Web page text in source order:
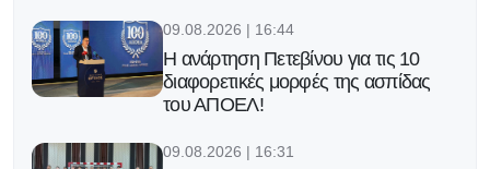
09.08.2026 | 16:44
Η ανάρτηση Πετεβίνου για τις 10
διαφορετικές μορφές της ασπίδας
του ΑΠΟΕΛ!
09.08.2026 | 16:31